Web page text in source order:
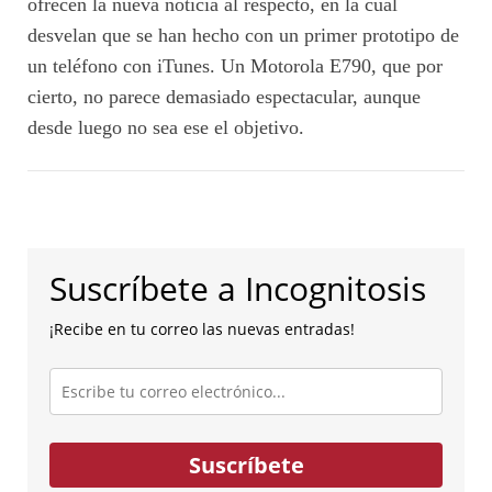
ofrecen la nueva noticia al respecto, en la cual
desvelan que se han hecho con un primer prototipo de
un teléfono con iTunes. Un Motorola E790, que por
cierto, no parece demasiado espectacular, aunque
desde luego no sea ese el objetivo.
Suscríbete a Incognitosis
¡Recibe en tu correo las nuevas entradas!
Escribe
tu
correo
electrónico...
Suscríbete